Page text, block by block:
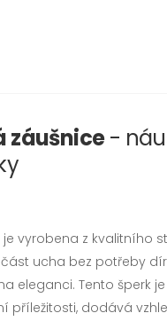
záušnice-
je vyrobena z kvalitního
ucha bez potřeby
eleganci. Tento šperk
příležitosti, dodává